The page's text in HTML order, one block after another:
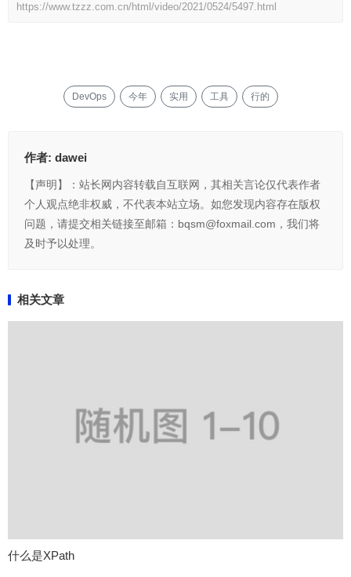
https://www.tzzz.com.cn/html/video/2021/0524/5497.html
DevOps 今年 实用 工具 行的
作者: dawei
【声明】：站长网内容转载自互联网，其相关言论仅代表作者
个人观点绝非权威，不代表本站立场。如您发现内容存在版权
问题，请提交相关链接至邮箱：bqsm@foxmail.com，我们将
及时予以处理。
相关文章
什么是XPath